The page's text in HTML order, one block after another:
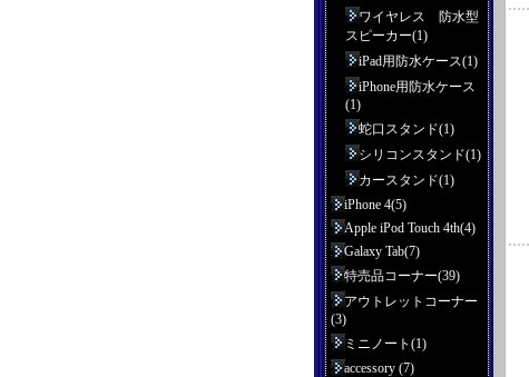
ワイヤレス 防水型
スピーカー(1)
iPad用防水ケース(1)
iPhone用防水ケース
(1)
蛇口スタンド(1)
シリコンスタンド(1)
カースタンド(1)
iPhone 4(5)
Apple iPod Touch 4th(4)
Galaxy Tab(7)
特売品コーナー(39)
アウトレットコーナー
(3)
ミニノート(1)
accessory (7)